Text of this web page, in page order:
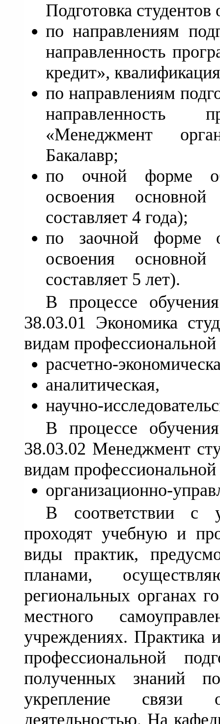
Подготовка студентов
по направлениям
направленность
кредит»,
по направлениям
«Менеджмент
Бакалавр;
по очной форме
освоения основной
составляет 4 года);
по заочной форме
освоения основной
составляет 5 лет).
В процессе
38.03.01 Экономика
видам профессиональной
расчетно-
аналитическая,
научно-
В процессе
38.03.02 Менеджмент
видам профессиональной
организационно-
В соответствии с
проходят учебную и
виды практик,
планами,
региональных органах
местного
учреждениях. Практика
профессиональной
полученных знаний
укрепление связи
деятельностью. На